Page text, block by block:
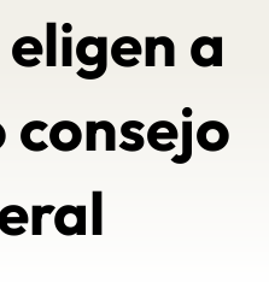
a
consejo